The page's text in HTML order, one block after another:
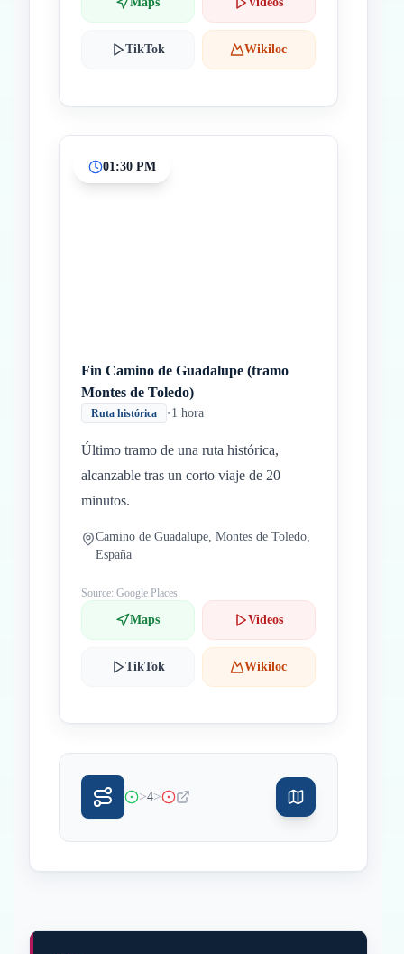
TikTok Wikiloc
01:30 PM
Fin Camino de Guadalupe (tramo
Montes de Toledo)
Ruta histórica •1 hora
Último tramo de una ruta histórica,
alcanzable tras un corto viaje de 20
minutos.
Camino de Guadalupe, Montes de Toledo,
España
Source: Google Places
Maps Videos
TikTok Wikiloc
>4>